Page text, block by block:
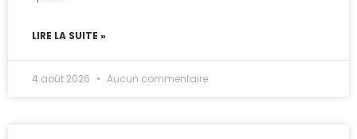
LIRE LA SUITE »
4 août 2026 Aucun commentaire